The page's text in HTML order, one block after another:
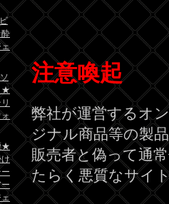
注意喚起
弊社が運営するオ
ジナル商品等の製
販売者と偽って通
たらく悪質なサイ
★
★